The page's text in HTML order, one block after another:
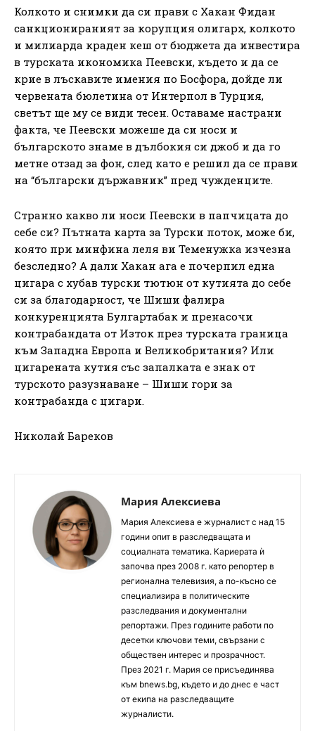
Колкото и снимки да си прави с Хакан Фидан
санкционираният за корупция олигарх, колкото
и милиарда краден кеш от бюджета да инвестира
в турската икономика Пеевски, където и да се
крие в лъскавите имения по Босфора, дойде ли
червената бюлетина от Интерпол в Турция,
светът ще му се види тесен. Оставаме настрани
факта, че Пеевски можеше да си носи и
българското знаме в дълбокия си джоб и да го
метне отзад за фон, след като е решил да се прави
на “български държавник” пред чужденците.
Странно какво ли носи Пеевски в папчицата до
себе си? Пътната карта за Турски поток, може би,
която при минфина леля ви Теменужка изчезна
безследно? А дали Хакан ага е почерпил една
цигара с хубав турски тютюн от кутията до себе
си за благодарност, че Шиши фалира
конкуренцията Булгартабак и пренасочи
контрабандата от Изток през турската граница
към Западна Европа и Великобритания? Или
цигарената кутия със запалката е знак от
турското разузнаване – Шиши гори за
контрабанда с цигари.
Николай Бареков
Мария Алексиева
Мария Алексиева е журналист с над 15
години опит в разследващата и
социалната тематика. Кариерата ѝ
започва през 2008 г. като репортер в
регионална телевизия, а по-късно се
специализира в политическите
разследвания и документални
репортажи. През годините работи по
десетки ключови теми, свързани с
обществен интерес и прозрачност.
През 2021 г. Мария се присъединява
към bnews.bg, където и до днес е част
от екипа на разследващите
журналисти.